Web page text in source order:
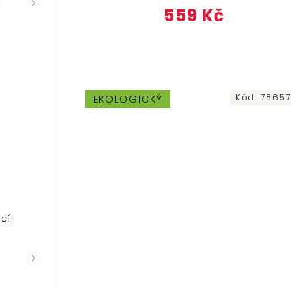
559 Kč
EKOLOGICKÝ Kód:78657